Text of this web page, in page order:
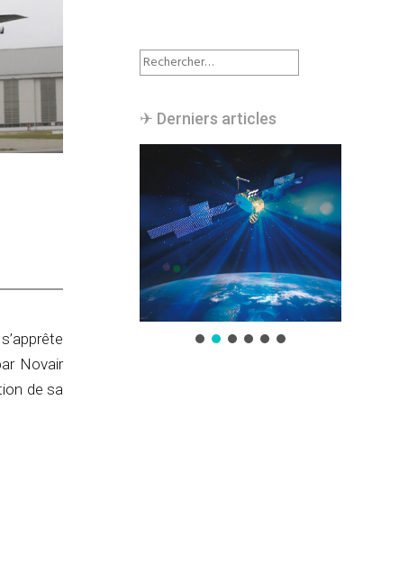
Novair
de sa
Rechercher :
✈︎ Derniers articles